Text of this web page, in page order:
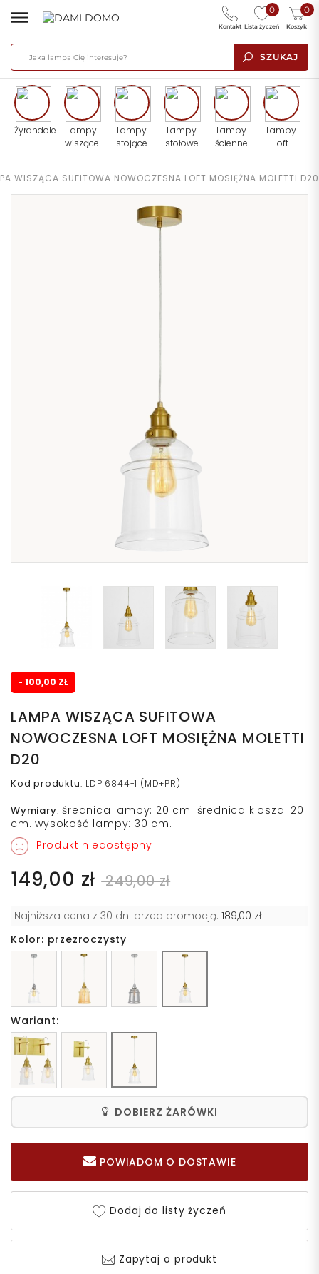
SZUKAJ
0
Lista życzeń
0
Koszyk
Kontakt
Żyrandole
Lampy
wiszące
Lampy
stojące
Lampy
stołowe
Lampy
ścienne
Lampy
loft
WISZĄCA SUFITOWA NOWOCZESNA LOFT MOSIĘŻNA MOLETTI D20
- 100,00 ZŁ
LAMPA WISZĄCA SUFITOWA
NOWOCZESNA LOFT MOSIĘŻNA MOLETTI
D20
Kod produktu: LDP 6844-1 (MD+PR)
Wymiary: średnica lampy: 20 cm. średnica klosza: 20
cm. wysokość lampy: 30 cm.
Produkt niedostępny
149,00 zł 249,00 zł
Najniższa cena z 30 dni przed promocją: 189,00 zł
Kolor: przezroczysty
Wariant:
DOBIERZ ŻARÓWKI
POWIADOM O DOSTAWIE
Dodaj do listy życzeń
Zapytaj o produkt